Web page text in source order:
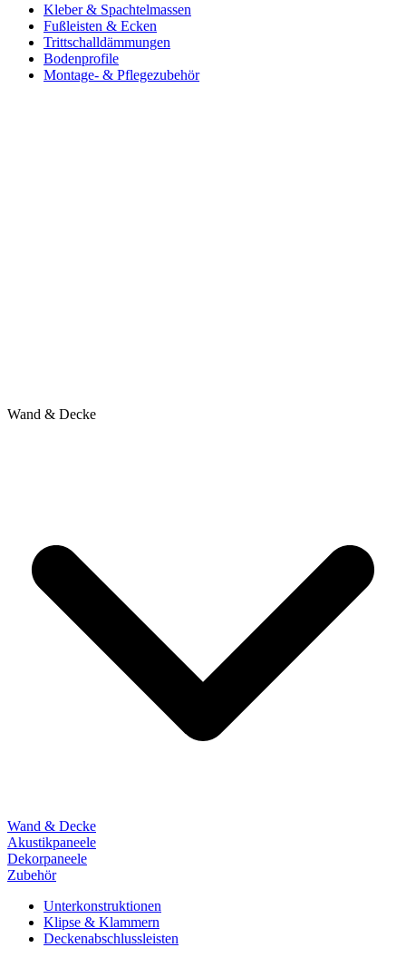
Kleber & Spachtelmassen
Fußleisten & Ecken
Trittschalldämmungen
Bodenprofile
Montage- & Pflegezubehör
Wand & Decke
Wand & Decke
Akustikpaneele
Dekorpaneele
Zubehör
Unterkonstruktionen
Klipse & Klammern
Deckenabschlussleisten